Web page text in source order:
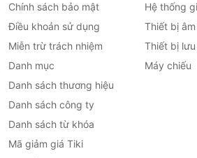
Chính sách bảo mật
Điều khoản sử dụng
Miễn trừ trách nhiệm
Danh mục
Danh sách thương hiệu
Danh sách công ty
Danh sách từ khóa
Mã giảm giá Tiki
Hệ thống
Thiết bị
Thiết bị
Máy chiếu